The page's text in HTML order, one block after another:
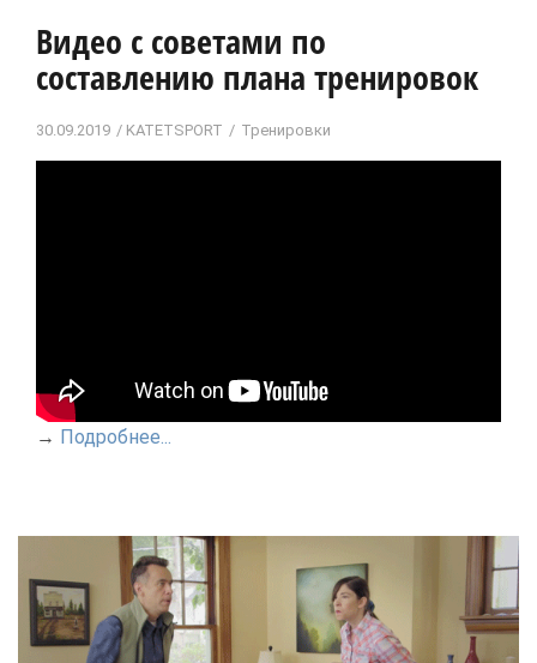
Видео с советами по
составлению плана тренировок
30.09.2019 KATETSPORT Тренировки
→ Подробнее...